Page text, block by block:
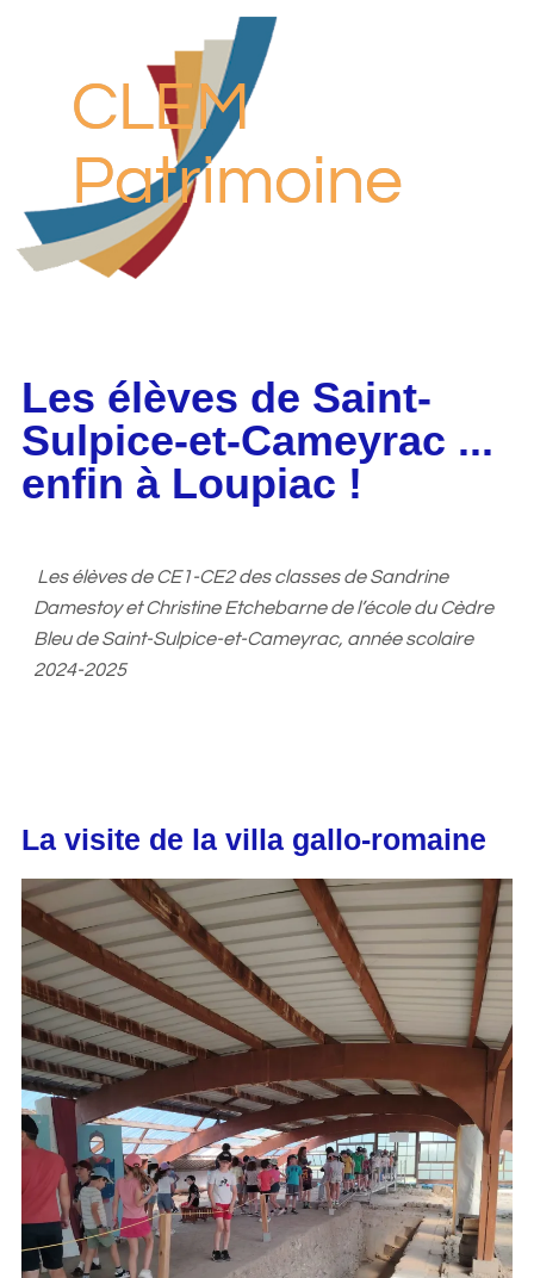
CLEM
Patrimoine
Les élèves de Saint-
Sulpice-et-Cameyrac ...
enfin à Loupiac !
Les élèves de CE1-CE2 des classes de Sandrine
Damestoy et Christine Etchebarne de l’école du Cèdre
Bleu de Saint-Sulpice-et-Cameyrac, année scolaire
2024-2025
La visite de la villa gallo-romaine